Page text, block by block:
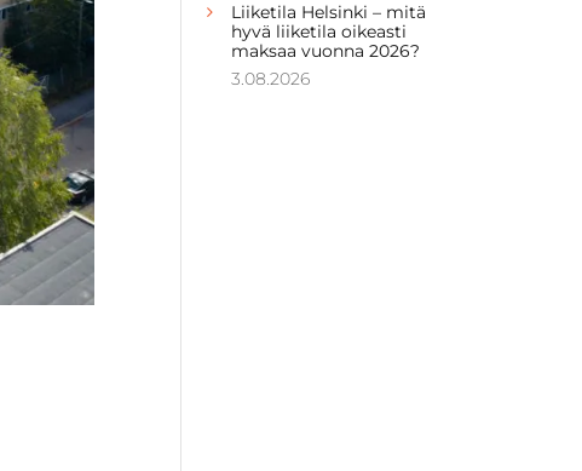
Liiketila Helsinki – mitä
hyvä liiketila oikeasti
maksaa vuonna 2026?
3.08.2026